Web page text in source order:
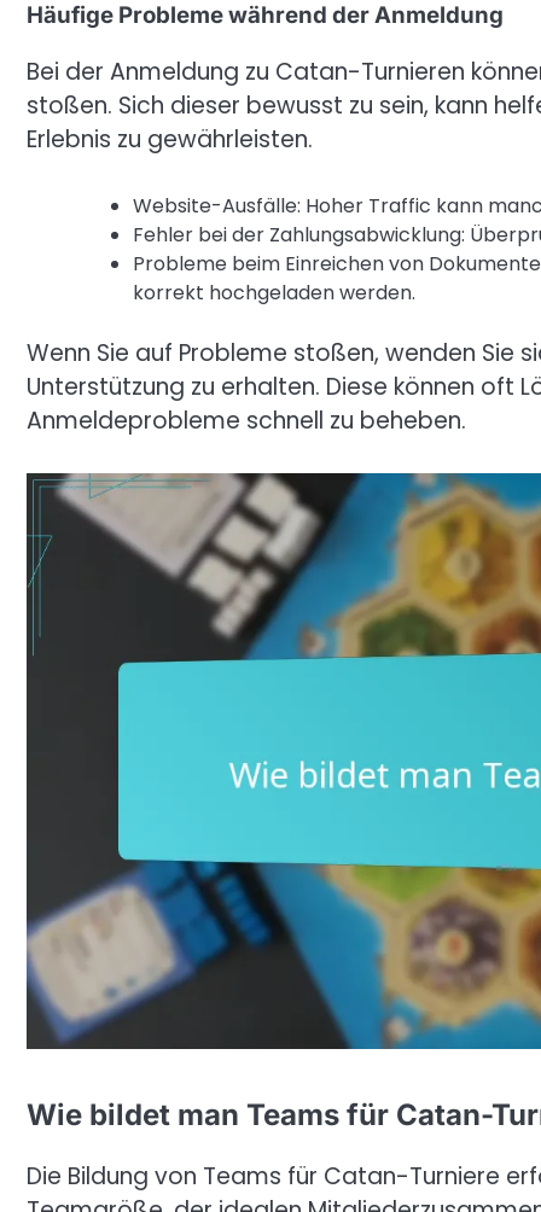
Häufige Probleme während der Anmeldung
Bei der Anmeldung zu Catan-Turnieren
stoßen. Sich dieser bewusst zu sein, kann
Erlebnis zu gewährleisten.
Website-Ausfälle: Hoher Traffic kann
Fehler bei der Zahlungsabwicklung:
Probleme beim Einreichen von
korrekt hochgeladen werden.
Wenn Sie auf Probleme stoßen, wenden Sie
Unterstützung zu erhalten. Diese können oft
Anmeldeprobleme schnell zu beheben.
Wie bildet man Teams für Catan-
Die Bildung von Teams für Catan-Turniere